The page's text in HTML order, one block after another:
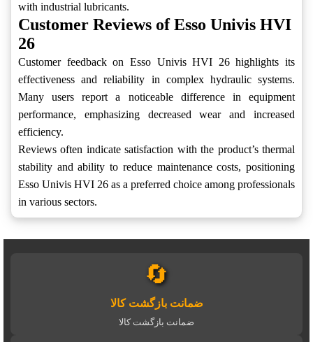
with industrial lubricants.
Customer Reviews of Esso Univis HVI
26
Customer feedback on Esso Univis HVI 26 highlights its
effectiveness and reliability in complex hydraulic systems.
Many users report a noticeable difference in equipment
performance, emphasizing decreased wear and increased
efficiency.
Reviews often indicate satisfaction with the product’s thermal
stability and ability to reduce maintenance costs, positioning
Esso Univis HVI 26 as a preferred choice among professionals
in various sectors.
🔄
ضمانت بازگشت کالا
ضمانت بازگشت کالا